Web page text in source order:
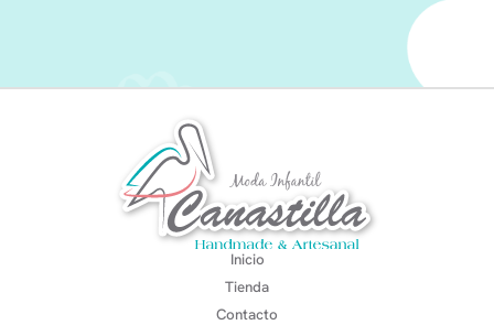
Inicio
Tienda
Contacto